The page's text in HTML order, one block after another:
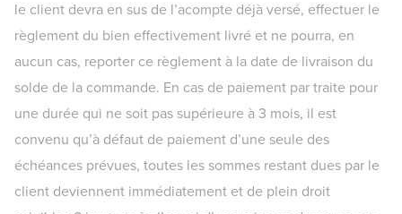
le client devra en sus de l’acompte déjà versé, effectuer le
règlement du bien effectivement livré et ne pourra, en
aucun cas, reporter ce règlement à la date de livraison du
solde de la commande. En cas de paiement par traite pour
une durée qui ne soit pas supérieure à 3 mois, il est
convenu qu’à défaut de paiement d’une seule des
échéances prévues, toutes les sommes restant dues par le
client deviennent immédiatement et de plein droit